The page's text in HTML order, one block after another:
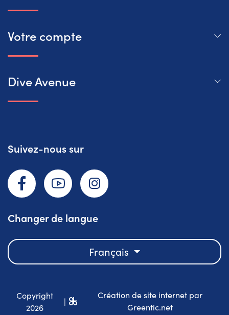
Votre compte
Dive Avenue
Suivez-nous sur
Changer de langue
Français
Copyright
2026
|
Création de site internet par
Greentic.net